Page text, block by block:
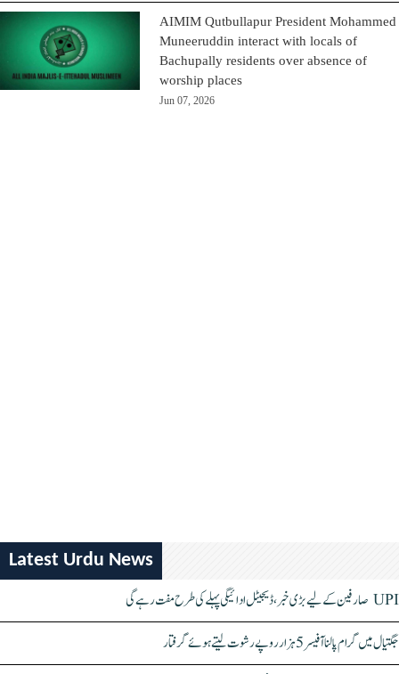
AIMIM Qutbullapur President Mohammed
Muneeruddin interact with locals of
Bachupally residents over absence of
worship places
Jun 07, 2026
Latest Urdu News
UPI صارفین کے لیے بڑی خبر، ڈیجیٹل ادائیگی پہلے کی طرح مفت رہے گی
جگتیال میں گرام پالنا آفیسر 5 ہزار روپے رشوت لیتے ہوئے گرفتار